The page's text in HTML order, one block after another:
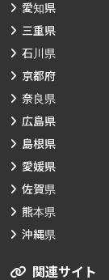
愛知県
三重県
石川県
京都府
奈良県
広島県
島根県
愛媛県
佐賀県
熊本県
沖縄県
関連サイト